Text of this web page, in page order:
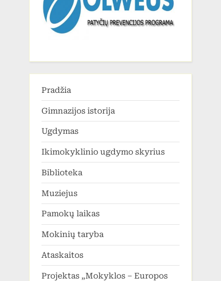
Pradžia
Gimnazijos istorija
Ugdymas
Ikimokyklinio ugdymo skyrius
Biblioteka
Muziejus
Pamokų laikas
Mokinių taryba
Ataskaitos
Projektas „Mokyklos – Europos